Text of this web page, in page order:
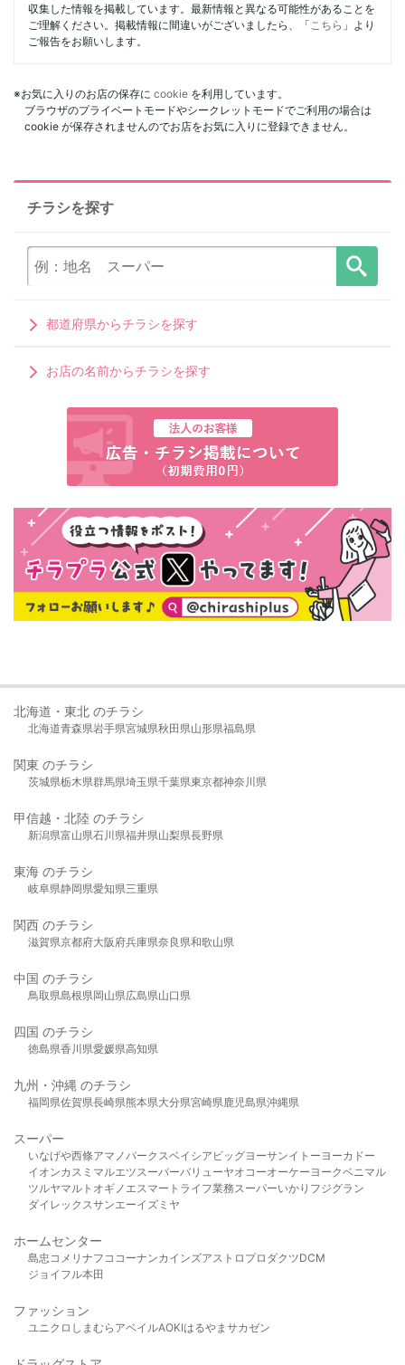
収集した情報を掲載しています。最新情報と異なる可能性があることを
ご理解ください。掲載情報に間違いがございましたら、「 こちら 」より
ご報告をお願いします。
※お気に入りのお店の保存に cookie を利用しています。
ブラウザのプライベートモードやシークレットモードでご利用の場合は
cookie が保存されませんのでお店をお気に入りに登録できません。
チラシを探す
都道府県からチラシを探す
お店の名前からチラシを探す
北海道・東北 のチラシ
北海道青森県岩手県宮城県秋田県山形県福島県
関東 のチラシ
茨城県栃木県群馬県埼玉県千葉県東京都神奈川県
甲信越・北陸 のチラシ
新潟県富山県石川県福井県山梨県長野県
東海 のチラシ
岐阜県静岡県愛知県三重県
関西 のチラシ
滋賀県京都府大阪府兵庫県奈良県和歌山県
中国 のチラシ
鳥取県島根県岡山県広島県山口県
四国 のチラシ
徳島県香川県愛媛県高知県
九州・沖縄 のチラシ
福岡県佐賀県長崎県熊本県大分県宮崎県鹿児島県沖縄県
スーパー
いなげや西條アマノパークスベイシア ビッグヨーサンイトーヨーカドー
イオンカスミ マルエツスーパーバリューヤオコーオーケー ヨークベニマル
ツルヤマルト オギノ エスマート ライフ業務スーパーいかり フジグラン
ダイレックスサンエーイズミヤ
ホームセンター
島忠 コメリ ナフコ コーナンカインズアストロプロダクツDCM
ジョイフル本田
ファッション
ユニクロ しまむら アベイルAOKIはるやま サカゼン